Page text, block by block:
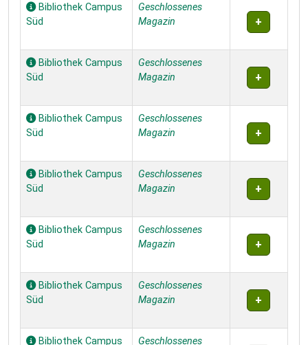
Bibliothek Campus
Süd
Geschlossenes
Magazin
Bibliothek Campus
Süd
Geschlossenes
Magazin
Bibliothek Campus
Süd
Geschlossenes
Magazin
Bibliothek Campus
Süd
Geschlossenes
Magazin
Bibliothek Campus
Süd
Geschlossenes
Magazin
Bibliothek Campus
Süd
Geschlossenes
Magazin
Bibliothek Campus
Geschlossenes